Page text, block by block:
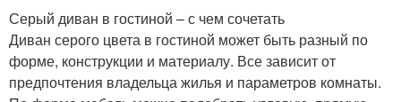
Серый диван в гостиной – с чем сочетать
Диван серого цвета в гостиной может быть разный по
форме, конструкции и материалу. Все зависит от
предпочтения владельца жилья и параметров комнаты.